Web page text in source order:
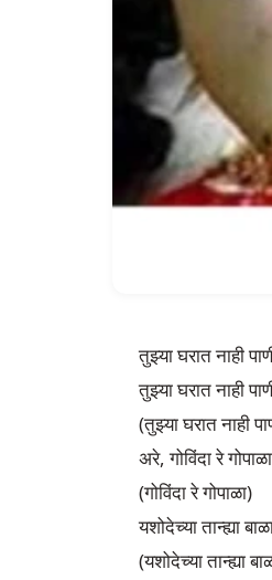
तुझ्या घरात नाही
तुझ्या घरात नाही
(तुझ्या घरात नाही
अरे, गोविंदा रे गोपाळा
(गोविंदा रे गोपाळा)
यशोदेच्या तान्ह्या
(यशोदेच्या तान्ह्या